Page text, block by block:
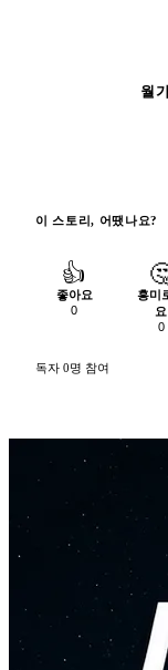
월
이 스토리, 어땠나요?
👍
좋아요
0
흥미
요
0
독자 0명 참여